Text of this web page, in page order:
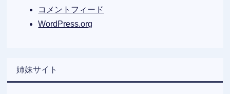
コメントフィード
WordPress.org
姉妹サイト